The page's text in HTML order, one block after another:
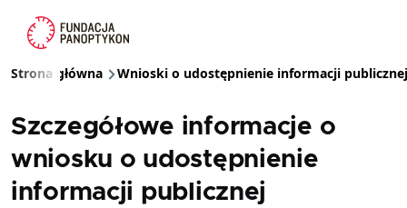
Ścieżka nawigacyjna
Strona główna Wnioski o udostępnienie informacji publicznej
Szczegółowe informacje o
wniosku o udostępnienie
informacji publicznej